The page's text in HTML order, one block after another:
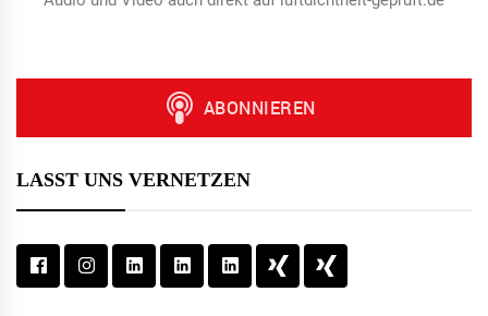
LASST UNS VERNETZEN